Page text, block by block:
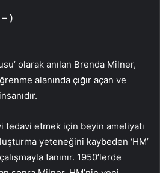
)
olarak anılan Brenda Milner,
alanında çığır açan ve
tedavi etmek için beyin ameliyatı
yeteneğini kaybeden ‘HM’
tanınır. 1950’lerde